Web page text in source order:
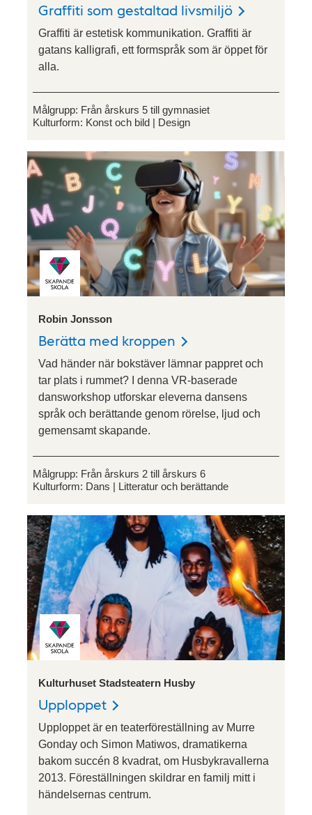
Graffiti som gestaltad livsmiljö
Graffiti är estetisk kommunikation. Graffiti är
gatans kalligrafi, ett formspråk som är öppet för
alla.
Målgrupp: Från årskurs 5 till gymnasiet
Kulturform: Konst och bild Design
Robin Jonsson
Berätta med kroppen
Vad händer när bokstäver lämnar pappret och
tar plats i rummet? I denna VR-baserade
dansworkshop utforskar eleverna dansens
språk och berättande genom rörelse, ljud och
gemensamt skapande.
Målgrupp: Från årskurs 2 till årskurs 6
Kulturform: Dans Litteratur och berättande
Kulturhuset Stadsteatern Husby
Upploppet
Upploppet är en teaterföreställning av Murre
Gonday och Simon Matiwos, dramatikerna
bakom succén 8 kvadrat, om Husbykravallerna
2013. Föreställningen skildrar en familj mitt i
händelsernas centrum.